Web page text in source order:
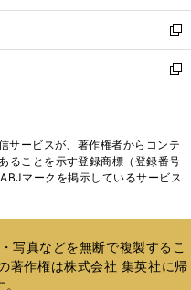
開
く
ウ
で
開
く
ン
ド
ウ
で
ウ
ィ
ン
ド
く
新
し
い
ド
ウ
で
新
ィ
ン
ド
開
く
サービスが、著作権者からコンテ
ることを示す登録商標（登録番号
マークを掲示しているサービス
写真などを無断で複製するこ
著作権は株式会社 集英社に帰